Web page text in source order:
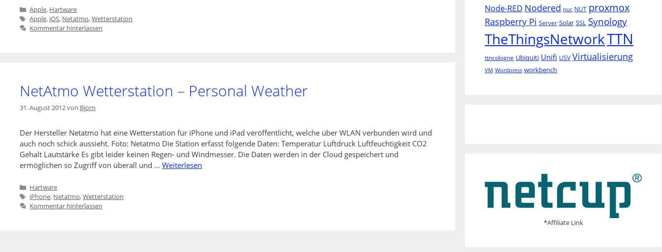
Kategorien
Apple, Hartware
Schlagwörter
Apple, iOS, Netatmo,Wetterstation
Kommentar hinterlassen
NetAtmo Wetterstation – Personal Weather
31. August 2012von Björn
Der Hersteller Netatmo hat eine Wetterstation für iPhone und iPad veröffentlicht, welche über WLAN verbunden wird und
auch noch schick aussieht. Foto: Netatmo Die Station erfasst folgende Daten: Temperatur Luftdruck Luftfeuchtigkeit CO2
Gehalt Lautstärke Es gibt leider keinen Regen- und Windmesser. Die Daten werden in der Cloud gespeichert und
ermöglichen so Zugriff von überall und … Weiterlesen
Kategorien
Hartware
Schlagwörter
iPhone, Netatmo,Wetterstation
Kommentar hinterlassen
Node-RED Nodered nuc NUT proxmox
Raspberry Pi Server Solar SSL Synology
TheThingsNetworkTTN
ttncologne Ubiquiti Unifi USV Virtualisierung
VM Wordpress workbench
*Affiliate Link